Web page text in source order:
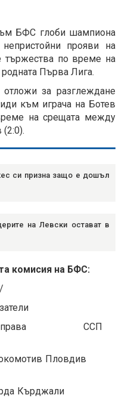
БФС глоби шампиона
прояви на
тържества по време на
Първа Лига.
за разглеждане
към играча на Ботев
на срещата между
си призна защо е дошъл
на Левски остават в
комисия на БФС:
права ССП
Пловдив
Кърджали